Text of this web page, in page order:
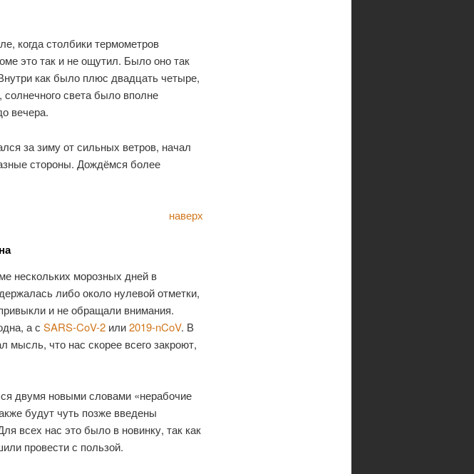
когда столбики термометров
это так и не ощутил. Было оно так
как было плюс двадцать четыре,
света было вполне
вечера.
за зиму от сильных ветров, начал
стороны. Дождёмся более
наверх
нескольких морозных дней в
либо около нулевой отметки,
и не обращали внимания.
а с SARS-CoV-2или2019-nCoV. В
мысль, что нас скорее всего закроют,
двумя новыми словами «нерабочие
будут чуть позже введены
всех нас это было в новинку, так как
провести с пользой.